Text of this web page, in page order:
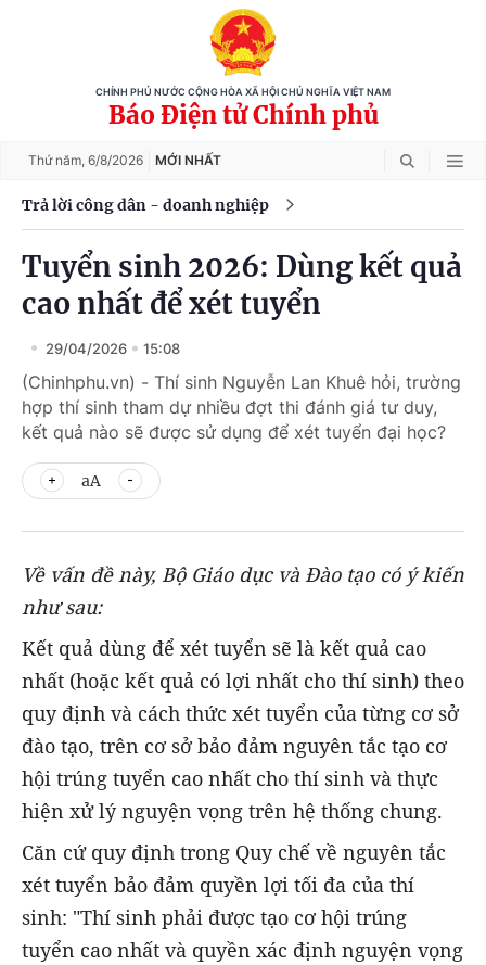
CHÍNH PHỦ NƯỚC CỘNG HÒA XÃ HỘI CHỦ NGHĨA VIỆT NAM
Báo Điện tử Chính phủ
Thứ năm, 6/8/2026 MỚI NHẤT
Trả lời công dân - doanh nghiệp
Tuyển sinh 2026: Dùng kết quả
cao nhất để xét tuyển
29/04/2026 15:08
(Chinhphu.vn) - Thí sinh Nguyễn Lan Khuê hỏi, trường
hợp thí sinh tham dự nhiều đợt thi đánh giá tư duy,
kết quả nào sẽ được sử dụng để xét tuyển đại học?
aA
Về vấn đề này, Bộ Giáo dục và Đào tạo có ý kiến
như sau:
Kết quả dùng để xét tuyển sẽ là kết quả cao
nhất (hoặc kết quả có lợi nhất cho thí sinh) theo
quy định và cách thức xét tuyển của từng cơ sở
đào tạo, trên cơ sở bảo đảm nguyên tắc tạo cơ
hội trúng tuyển cao nhất cho thí sinh và thực
hiện xử lý nguyện vọng trên hệ thống chung.
Căn cứ quy định trong Quy chế về nguyên tắc
xét tuyển bảo đảm quyền lợi tối đa của thí
sinh: "Thí sinh phải được tạo cơ hội trúng
tuyển cao nhất và quyền xác định nguyện vọng